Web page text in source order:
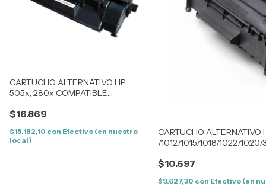
CARTUCHO ALTERNATIVO HP
505x, 280x COMPATIBLE
LJP400/M401/M425 -6300/6650
$16.869
$15.182,10 con Efectivo (en nuestro
local)
CARTUCHO ALTERNATIVO
/1012/1015/1018/1022/
$10.697
$9.627,30 con Efectivo (en